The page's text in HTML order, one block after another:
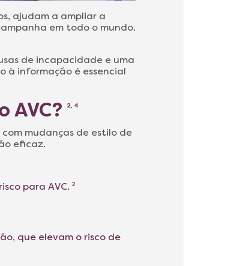
ajudam a ampliar a
em todo o mundo.
de incapacidade e uma
à informação é essencial
AVC? 2, 4
mudanças de estilo de
eficaz.
para AVC. 2
que elevam o risco de